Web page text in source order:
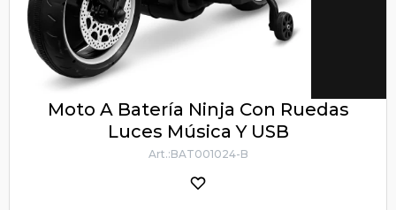
Moto A Batería Ninja Con Ruedas
Luces Música Y USB
BAT001024-B